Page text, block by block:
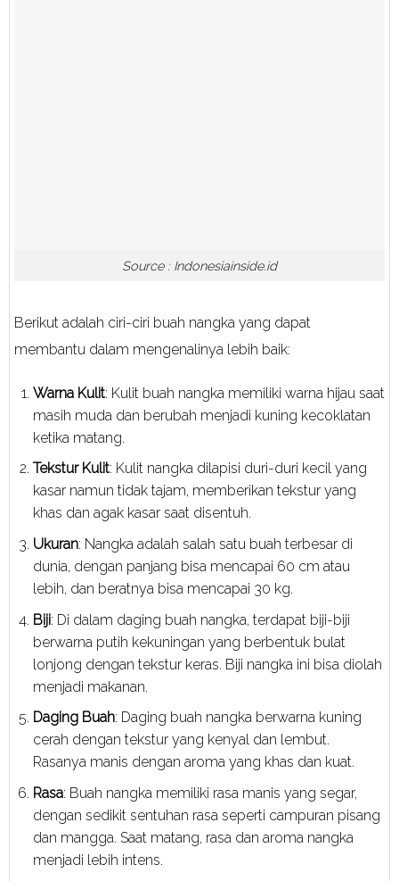
Source : Indonesiainside.id
Berikut adalah ciri-ciri buah nangka yang dapat
membantu dalam mengenalinya lebih baik:
Warna Kulit: Kulit buah nangka memiliki warna hijau saat
masih muda dan berubah menjadi kuning kecoklatan
ketika matang.
Tekstur Kulit: Kulit nangka dilapisi duri-duri kecil yang
kasar namun tidak tajam, memberikan tekstur yang
khas dan agak kasar saat disentuh.
Ukuran: Nangka adalah salah satu buah terbesar di
dunia, dengan panjang bisa mencapai 60 cm atau
lebih, dan beratnya bisa mencapai 30 kg.
Biji: Di dalam daging buah nangka, terdapat biji-biji
berwarna putih kekuningan yang berbentuk bulat
lonjong dengan tekstur keras. Biji nangka ini bisa diolah
menjadi makanan.
Daging Buah: Daging buah nangka berwarna kuning
cerah dengan tekstur yang kenyal dan lembut.
Rasanya manis dengan aroma yang khas dan kuat.
Rasa: Buah nangka memiliki rasa manis yang segar,
dengan sedikit sentuhan rasa seperti campuran pisang
dan mangga. Saat matang, rasa dan aroma nangka
menjadi lebih intens.